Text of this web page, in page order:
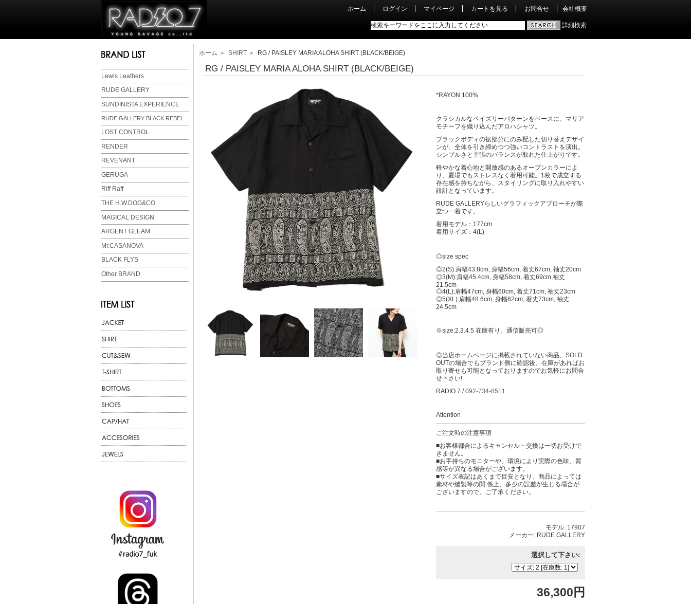
ホーム ログイン マイページ カートを見る お問合せ 会社概要
詳細検索
Lewis Leathers
RUDE GALLERY
SUNDINISTA EXPERIENCE
RUDE GALLERY BLACK REBEL
LOST CONTROL
RENDER
REVENANT
GERUGA
Riff Raff
THE H.W.DOG&CO.
MAGICAL DESIGN
ARGENT GLEAM
Mr.CASANOVA
BLACK FLYS
Other BRAND
ホーム ＞ SHIRT ＞ RG / PAISLEY MARIA ALOHA SHIRT (BLACK/BEIGE)
RG / PAISLEY MARIA ALOHA SHIRT (BLACK/BEIGE)
*RAYON 100%
クラシカルなペイズリーパターンをベースに、マリア
モチーフを織り込んだアロハシャツ。
ブラックボディの裾部分にのみ配した切り替えデザイ
ンが、全体を引き締めつつ強いコントラストを演出。
シンプルさと主張のバランスが取れた仕上がりです。
軽やかな着心地と開放感のあるオープンカラーによ
り、夏場でもストレスなく着用可能。1枚で成立する
存在感を持ちながら、スタイリングに取り入れやすい
設計となっています。
RUDE GALLERYらしいグラフィックアプローチが際
立つ一着です。
着用モデル：177cm
着用サイズ：4(L)
◎size spec
◎2(S):肩幅43.8cm, 身幅56cm, 着丈67cm, 袖丈20cm
◎3(M):肩幅45.4cm, 身幅58cm, 着丈69cm,袖丈
21.5cm
◎4(L):肩幅47cm, 身幅60cm, 着丈71cm, 袖丈23cm
◎5(XL):肩幅48.6cm, 身幅62cm, 着丈73cm, 袖丈
24.5cm
※size:2.3.4.5 在庫有り、通信販売可◎
◎当店ホームページに掲載されていない商品、SOLD
OUTの場合でもブランド側に確認後、在庫があればお
取り寄せも可能となっておりますのでお気軽にお問合
せ下さい!
RADIO 7 /092-734-8511
Attention
ご注文時の注意事項
■お客様都合によるキャンセル・交換は一切お受けで
きません。
■お手持ちのモニターや、環境により実際の色味、質
感等が異なる場合がございます。
■サイズ表記はあくまで目安となり、商品によっては
素材や縫製等の関 係上、多少の誤差が生じる場合が
ございますので、ご了承ください。
モデル: 17907
メーカー: RUDE GALLERY
選択して下さい:
36,300円